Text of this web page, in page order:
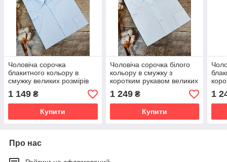
Чоловіча сорочка
блакитного кольору в
смужку великих розмірів
1 149 ₴
Купити
Чоловіча сорочка білого
кольору в смужку з
коротким рукавом великих
1 249₴
Купити
1
Про нас